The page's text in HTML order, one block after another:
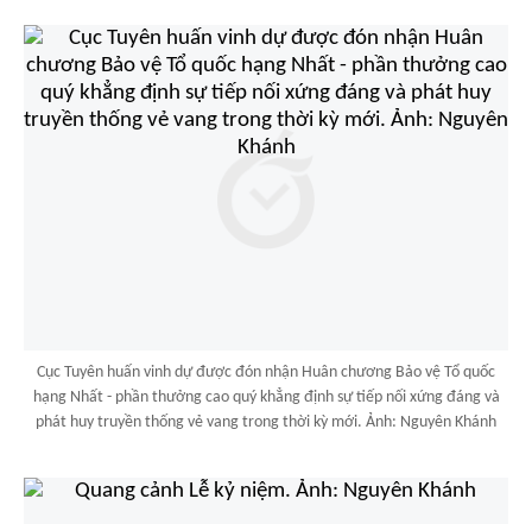
Cục Tuyên huấn vinh dự được đón nhận Huân chương Bảo vệ Tổ quốc
hạng Nhất - phần thưởng cao quý khẳng định sự tiếp nối xứng đáng và
phát huy truyền thống vẻ vang trong thời kỳ mới. Ảnh: Nguyên Khánh